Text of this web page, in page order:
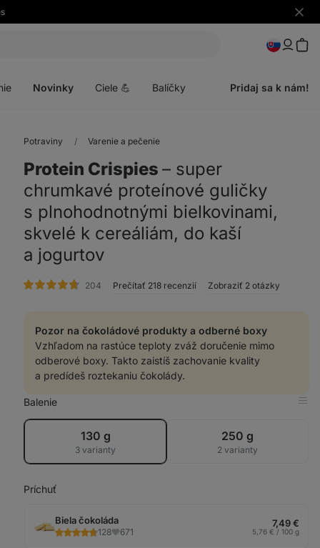
Skryť
Novinky Ciele 💪 Balíčky Pridaj sa k nám!
Potraviny Varenie a pečenie
Protein Crispies ⁠–⁠ super
chrumkavé proteínové guličky
s plnohodnotnými bielkovinami,
skvelé k cereáliám, do kaší
a jogurtov
204 hodnotenie
Prečítať 218 recenzií Zobraziť 2 otázky
Pozor na čokoládové produkty a odberné boxy
Vzhľadom na rastúce teploty zváž doručenie mimo
odberové boxy. Takto zaistíš zachovanie kvality
a predídeš roztekaniu čokolády.
Balenie
130 g
3 varianty
250 g
2 varianty
Príchuť
Biela čokoláda
128 671
7,49 €
5,76 € / 100 g